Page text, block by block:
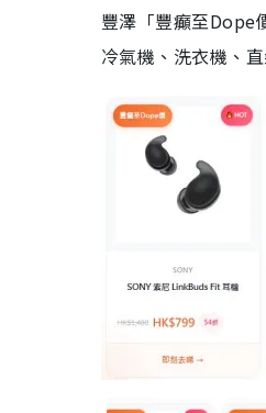
豐澤「豐癲至Dope
冷氣機、洗衣機、